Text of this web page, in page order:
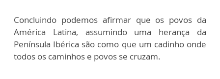
Concluindo podemos afirmar que os povos da
América Latina, assumindo uma herança da
Península Ibérica são como que um cadinho onde
todos os caminhos e povos se cruzam.